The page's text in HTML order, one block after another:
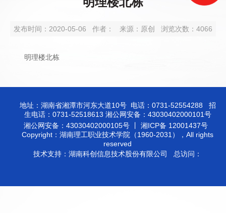
发布时间：2020-05-06 作者： 来源：原创 浏览次数： 4066
明理楼北栋
地址：湖南省湘潭市河东大道10号 电话：0731-52554288 招
生电话：0731-52518613 湘公网安备：43030402000101号
湘公网安备：43030402000105号 丨 湘ICP备 12001437号
Copyright：湖南理工职业技术学院（1960-2031），All rights
reserved
技术支持：湖南科创信息技术股份有限公司 总访问：